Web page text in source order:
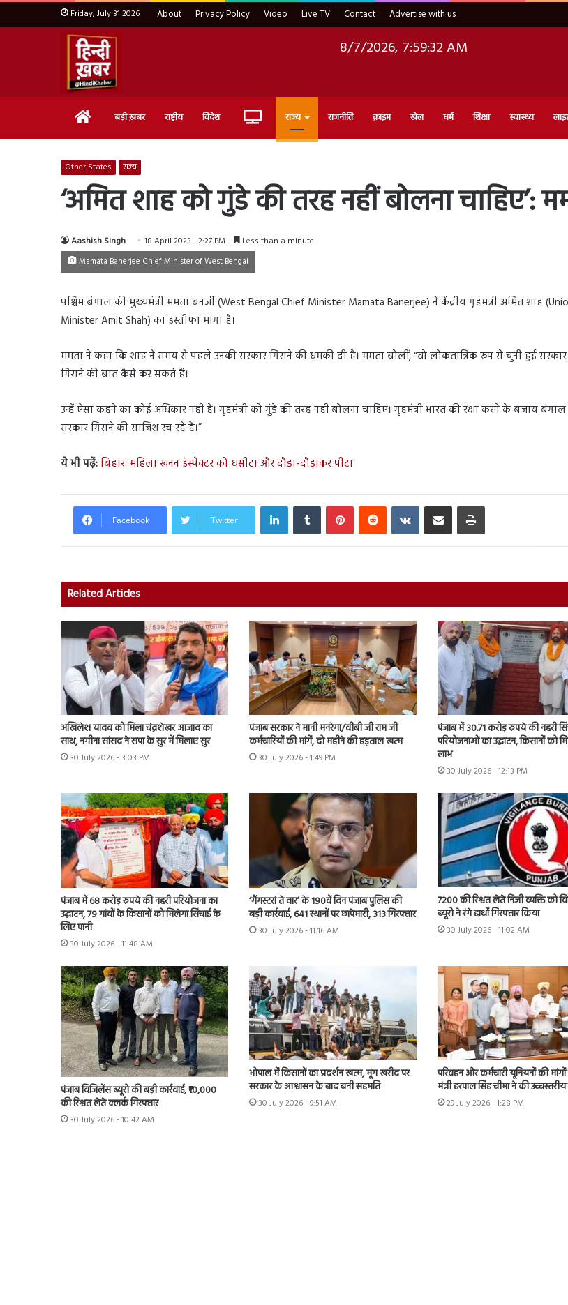
Friday, July 31 2026 About Privacy Policy Video Live TV Contact Advertise with us
8/7/2026, 7:59:33 AM
Home बड़ी ख़बर राष्ट्रीय विदेश Live राज्य राजनीति क्राइम खेल धर्म शिक्षा स्वास्थ्य
Other States राज्य
‘अमित शाह को गुंडे की तरह नहीं बोलना चाहिए’:
Aashish Singh 18 April 2023 - 2:27 PM Less than a minute
Mamata Banerjee Chief Minister of West Bengal
पश्चिम बंगाल की मुख्यमंत्री ममता बनर्जी (West Bengal Chief Minister Mamata Banerjee) ने केंद्रीय गृहमंत्री अमित शाह
Minister Amit Shah) का इस्तीफा मांगा है।
ममता ने कहा कि शाह ने समय से पहले उनकी सरकार गिराने की धमकी दी है। ममता बोलीं, “वो लोकतांत्रिक रूप से चुनी हुई
गिराने की बात कैसे कर सकते हैं।
उन्हें ऐसा कहने का कोई अधिकार नहीं है। गृहमंत्री को गुंडे की तरह नहीं बोलना चाहिए। गृहमंत्री भारत की रक्षा करने के बजाय
सरकार गिराने की साजिश रच रहे हैं।”
ये भी पढ़ें:बिहार: महिला खनन इंस्पेक्टर को घसीटा और दौड़ा-दौड़ाकर पीटा
Facebook Twitter
LinkedInTumblr PinterestReddit VKontakteShare via Email Print
Related Articles
अखिलेश यादव को मिला चंद्रशेखर आजाद का
साथ, नगीना सांसद ने सपा के सुर में मिलाए सुर
30 July 2026 - 3:03 PM
पंजाब सरकार ने मानी मनरेगा/वीबी जी राम जी
कर्मचारियों की मांगें, दो महीने की हड़ताल खत्म
30 July 2026 - 1:49 PM
पंजाब में 30.71 करोड़ रुपये की नहरी
परियोजनाओं का उद्घाटन, किसानों को
लाभ
30 July 2026 - 12:13 PM
पंजाब में 68 करोड़ रुपये की नहरी परियोजना का
उद्घाटन, 79 गांवों के किसानों को मिलेगा सिंचाई के
लिए पानी
30 July 2026 - 11:48 AM
‘गैंगस्टरां ते वार’ के 190वें दिन पंजाब पुलिस की
बड़ी कार्रवाई, 641 स्थानों पर छापेमारी, 313 गिरफ्तार
30 July 2026 - 11:16 AM
7200 की रिश्वत लेते निजी व्यक्ति को
ब्यूरो ने रंगे हाथों गिरफ्तार किया
30 July 2026 - 11:02 AM
पंजाब विजिलेंस ब्यूरो की बड़ी कार्रवाई, ₹10,000
की रिश्वत लेते क्लर्क गिरफ्तार
30 July 2026 - 10:42 AM
भोपाल में किसानों का प्रदर्शन खत्म, मूंग खरीद पर
सरकार के आश्वासन के बाद बनी सहमति
30 July 2026 - 9:51 AM
परिवहन और कर्मचारी यूनियनों की मांगों
मंत्री हरपाल सिंह चीमा ने की
29 July 2026 - 1:28 PM